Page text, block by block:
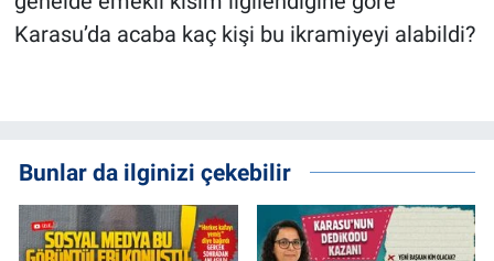
Karasu’da acaba kaç kişi bu ikramiyeyi alabildi?
Bunlar da ilginizi çekebilir